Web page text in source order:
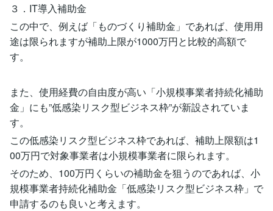
３．IT導入補助金
この中で、例えば「ものづくり補助金」であれば、使用用
途は限られますが補助上限が1000万円と比較的高額で
す。
また、使用経費の自由度が高い「小規模事業者持続化補助
金」にも”低感染リスク型ビジネス枠”が新設されていま
す。
この低感染リスク型ビジネス枠であれば、補助上限額は1
00万円で対象事業者は小規模事業者に限られます。
そのため、100万円くらいの補助金を狙うのであれば、小
規模事業者持続化補助金「低感染リスク型ビジネス枠」で
申請するのも良いと考えます。